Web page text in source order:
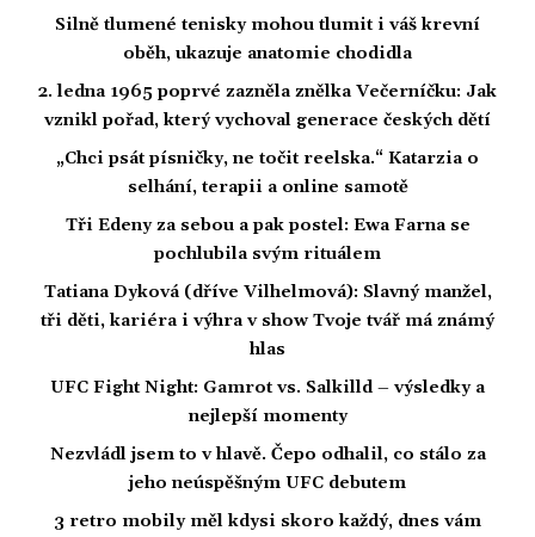
Silně tlumené tenisky mohou tlumit i váš krevní
oběh, ukazuje anatomie chodidla
2. ledna 1965 poprvé zazněla znělka Večerníčku: Jak
vznikl pořad, který vychoval generace českých dětí
„Chci psát písničky, ne točit reelska.“ Katarzia o
selhání, terapii a online samotě
Tři Edeny za sebou a pak postel: Ewa Farna se
pochlubila svým rituálem
Tatiana Dyková (dříve Vilhelmová): Slavný manžel,
tři děti, kariéra i výhra v show Tvoje tvář má známý
hlas
UFC Fight Night: Gamrot vs. Salkilld – výsledky a
nejlepší momenty
Nezvládl jsem to v hlavě. Čepo odhalil, co stálo za
jeho neúspěšným UFC debutem
3 retro mobily měl kdysi skoro každý, dnes vám